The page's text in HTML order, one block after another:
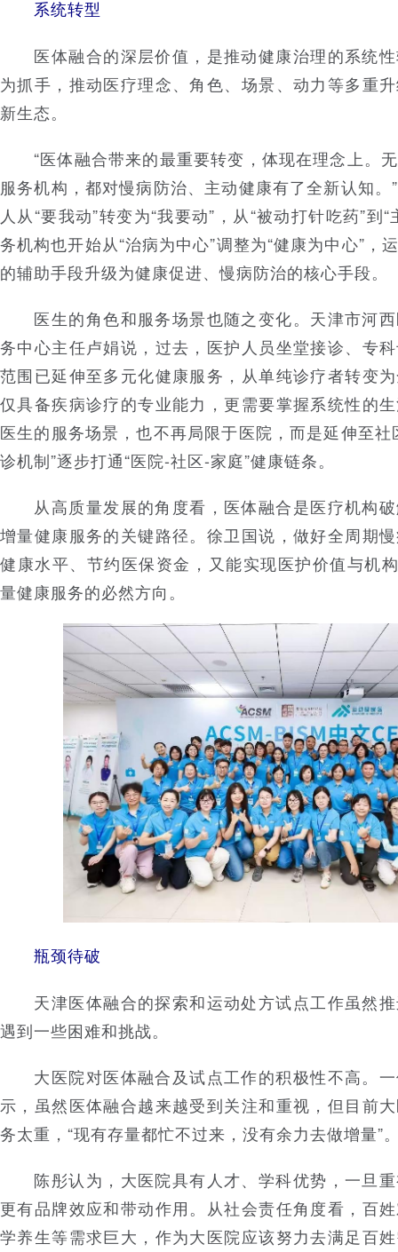
系统转型
医体融合的深层价值，是推动健康治理的系统性
为抓手，推动医疗理念、角色、场景、动力等多重
新生态。
“医体融合带来的最重要转变，体现在理念上。
服务机构，都对慢病防治、主动健康有了全新认知
人从“要我动”转变为“我要动”，从“被动打针吃药”到
务机构也开始从“治病为中心”调整为“健康为中心”，
的辅助手段升级为健康促进、慢病防治的核心手段。
医生的角色和服务场景也随之变化。天津市河西
务中心主任卢娟说，过去，医护人员坐堂接诊、专
范围已延伸至多元化健康服务，从单纯诊疗者转变
仅具备疾病诊疗的专业能力，更需要掌握系统性的
医生的服务场景，也不再局限于医院，而是延伸至
诊机制”逐步打通“医院-社区-家庭”健康链条。
从高质量发展的角度看，医体融合是医疗机构破
增量健康服务的关键路径。徐卫国说，做好全周期
健康水平、节约医保资金，又能实现医护价值与机
量健康服务的必然方向。
瓶颈待破
天津医体融合的探索和运动处方试点工作虽然推
遇到一些困难和挑战。
大医院对医体融合及试点工作的积极性不高。一
示，虽然医体融合越来越受到关注和重视，但目前
务太重，“现有存量都忙不过来，没有余力去做增量”
陈彤认为，大医院具有人才、学科优势，一旦重
更有品牌效应和带动作用。从社会责任角度看，百
学养生等需求巨大，作为大医院应该努力去满足百